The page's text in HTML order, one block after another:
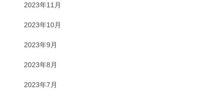
2023年11月
2023年10月
2023年9月
2023年8月
2023年7月